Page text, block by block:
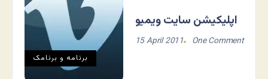
برنامه و برنامک
اپلیکیشن سایت ویمیو
15 April 2011 One Comment